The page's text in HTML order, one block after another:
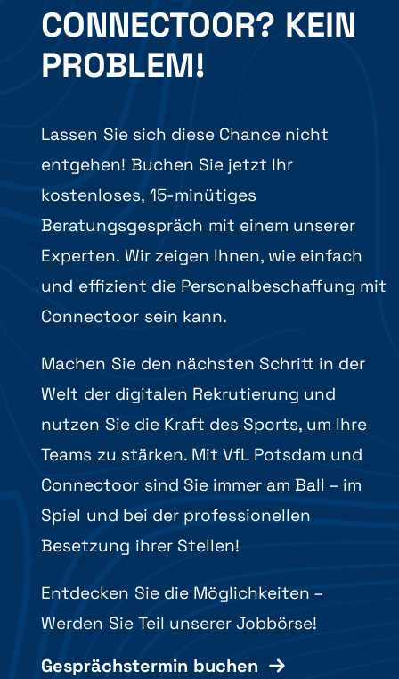
CONNECTOOR? KEIN
PROBLEM!
Lassen Sie sich diese Chance nicht
entgehen! Buchen Sie jetzt Ihr
kostenloses, 15-minütiges
Beratungsgespräch mit einem unserer
Experten. Wir zeigen Ihnen, wie einfach
und effizient die Personalbeschaffung mit
Connectoor sein kann.
Machen Sie den nächsten Schritt in der
Welt der digitalen Rekrutierung und
nutzen Sie die Kraft des Sports, um Ihre
Teams zu stärken. Mit VfL Potsdam und
Connectoor sind Sie immer am Ball – im
Spiel und bei der professionellen
Besetzung ihrer Stellen!
Entdecken Sie die Möglichkeiten –
Werden Sie Teil unserer Jobbörse!
Gesprächstermin buchen